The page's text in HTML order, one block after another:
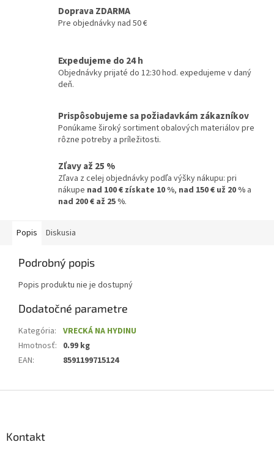
Doprava ZDARMA
Pre objednávky nad 50 €
Expedujeme do 24 h
Objednávky prijaté do 12:30 hod. expedujeme v daný
deň.
Prispôsobujeme sa požiadavkám zákazníkov
Ponúkame široký sortiment obalových materiálov pre
rôzne potreby a príležitosti.
Zľavy až 25 %
Zľava z celej objednávky podľa výšky nákupu: pri
nákupe nad 100 € získate 10 %, nad 150 € už 20 % a
nad 200 € až 25 %.
Popis Diskusia
Podrobný popis
Popis produktu nie je dostupný
Dodatočné parametre
Kategória: VRECKÁ NA HYDINU
Hmotnosť: 0.99 kg
EAN: 8591199715124
Kontakt